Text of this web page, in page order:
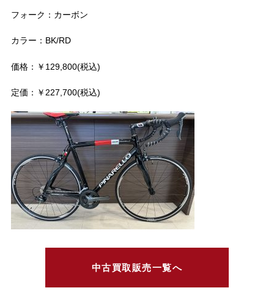
フォーク：カーボン
カラー：BK/RD
価格：￥129,800(税込)
定価：￥227,700(税込)
中古買取販売一覧へ